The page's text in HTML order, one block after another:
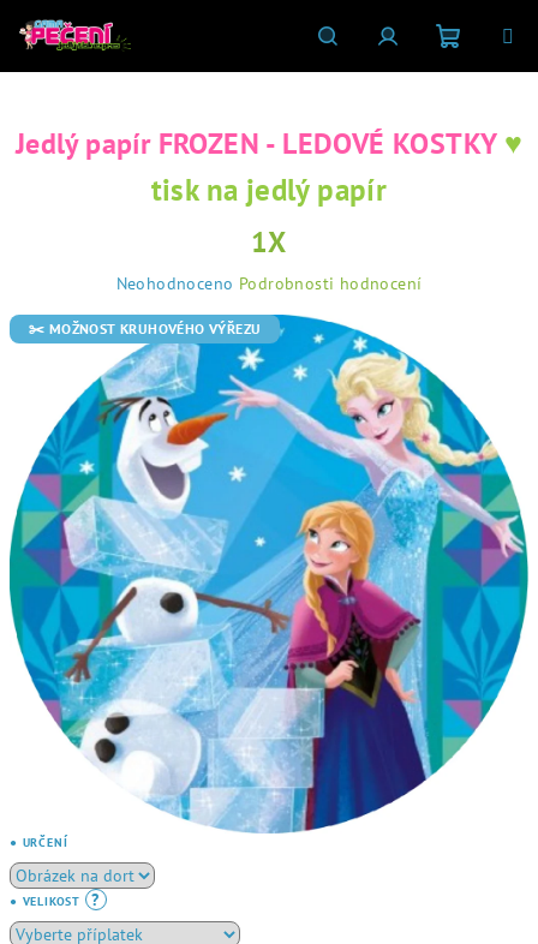
HledatPřihlášeníNákupní
košík
● URČENÍ
● VELIKOST ?
Jedlý papír FROZEN - LEDOVÉ KOSTKY ♥
tisk na jedlý papír
1X
produktu
hvězdiček.
Neohodnoceno Podrobnosti hodnocení
✂️ MOŽNOST KRUHOVÉHO VÝŘEZU